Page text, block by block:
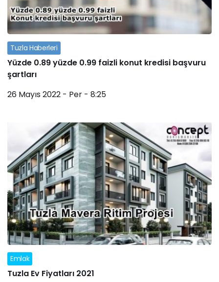
Tuzla Haberleri
Yüzde 0.89 yüzde 0.99 faizli konut kredisi başvuru
şartları
26 Mayıs 2022 - Per - 8:25
Emlak
Tuzla Ev Fiyatları 2021